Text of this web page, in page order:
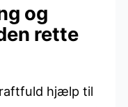
og
rette
hjælp til